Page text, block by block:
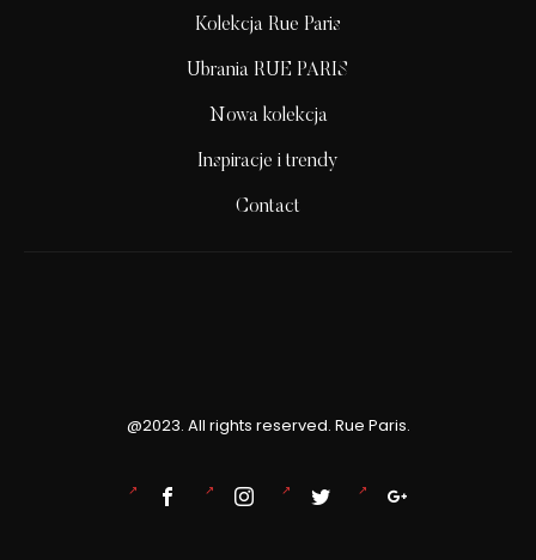
Kolekcja Rue Paris
Ubrania RUE PARIS
Nowa kolekcja
Inspiracje i trendy
Contact
@2023. All rights reserved. Rue Paris.